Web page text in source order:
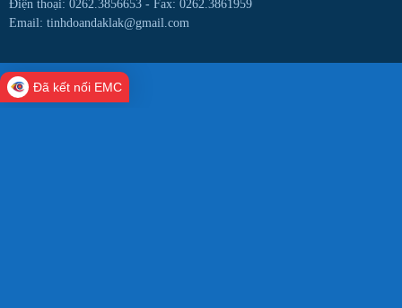
Điện thoại: 0262.3856653 - Fax: 0262.3861959
Email: tinhdoandaklak@gmail.com
Đã kết nối EMC